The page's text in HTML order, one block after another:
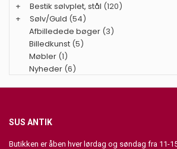
+
Bestik sølvplet, stål (120)
+
Sølv/Guld (54)
Afbilledede bøger (3)
Billedkunst (5)
Møbler (1)
Nyheder (6)
SUS ANTIK
Butikken er åben hver lørdag og søndag fra 11-